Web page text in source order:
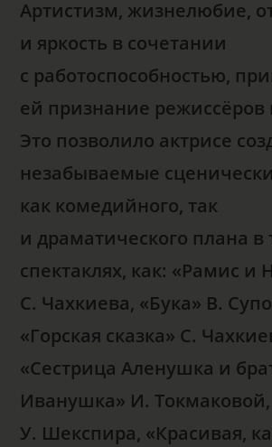
Артистизм, жизнелюбие,
и яркость в сочетании
с работоспособностью,
ей признание режиссёров
Это позволило актрисе
незабываемые
как комедийного, так
и драматического плана в
спектаклях, как: «Рамис и
С. Чахкиева, «Бука» В.
«Горская сказка» С.
«Сестрица Аленушка и
Иванушка» И. Токмаковой,
У. Шекспира, «Красивая,